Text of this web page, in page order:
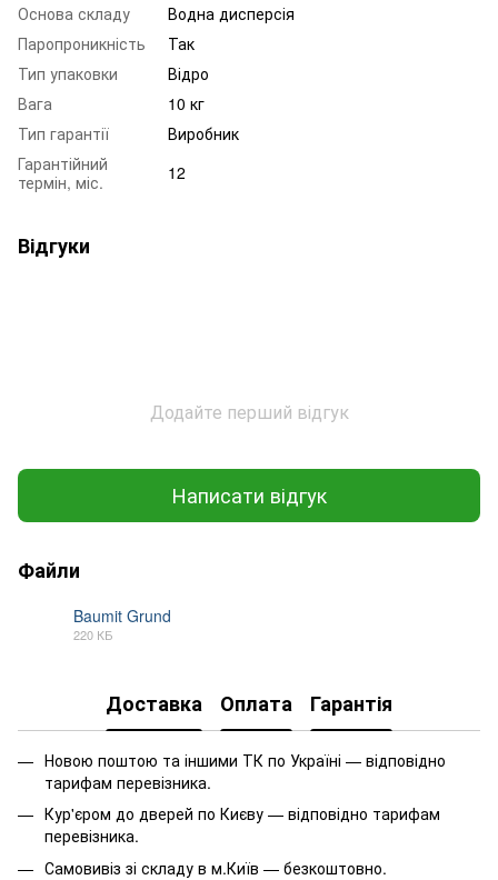
Основа складу
Водна дисперсія
Паропроникність
Так
Тип упаковки
Відро
Вага
10 кг
Тип гарантії
Виробник
Гарантійний
термін, міс.
12
Відгуки
Додайте перший відгук
Написати відгук
Файли
Baumit Grund
220 КБ
Доставка Оплата Гарантія
Новою поштою та іншими ТК по Україні — відповідно
тарифам перевізника.
Кур'єром до дверей по Києву — відповідно тарифам
перевізника.
Самовивіз зі складу в м.Київ — безкоштовно.